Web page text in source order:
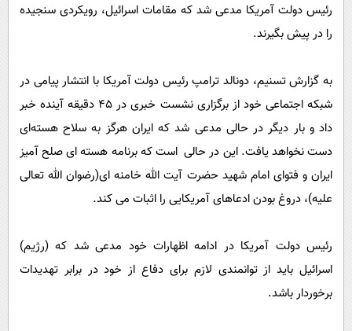
گوناگون
حوادث
سلامت
فرهنگی
اجتماعی
آشپزی
دانلود
رئیس دولت آمریکا مدعی شد که مقامات اسرائیل، رویکردی سنجیده
را در پیش بگیرند.
به گزارش تسنیم، دونالد ترامپ رئیس دولت آمریکا با انتشار پیامی در
شبکه اجتماعی خود از برگزاری نشست خبری در 45 دقیقه آینده خبر
داد و بار دیگر در حالی مدعی شد که ایران هرگز به سلاح هسته‌ای
دست نخواهد یافت. این در حالی است که برنامه هسته ای صلح آمیز
ایران و فتوای امام شهید حضرت آیت الله خامنه ای(رضوان الله تعالی
علیه)، دروغ بودن ادعاهای آمریکایی را اثبات می کند.
رئیس دولت آمریکا در ادامه اظهارات خود مدعی شد که (رژیم)
اسرائیل باید از توانمندی لازم برای دفاع از خود در برابر تهدیدات
برخوردار باشد.